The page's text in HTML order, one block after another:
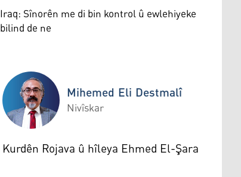
Iraq: Sînorên me di bin kontrol û ewlehiyeke
bilind de ne
Mihemed Eli Destmalî
Mihemed Eli Destmalî
Nivîskar
Kurdên Rojava û hîleya Ehmed El-Şara